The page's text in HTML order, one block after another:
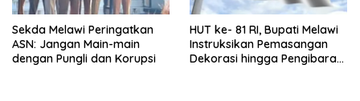
Sekda Melawi Peringatkan
ASN: Jangan Main-main
dengan Pungli dan Korupsi
HUT ke- 81 RI, Bupati Melawi
Instruksikan Pemasangan
Dekorasi hingga Pengibaran